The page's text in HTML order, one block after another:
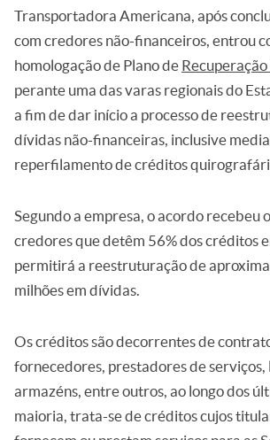
Transportadora Americana, após
com credores não-financeiros, entrou
homologação de Plano de
perante uma das varas regionais do
a fim de dar início a processo de
dívidas não-financeiras, inclusive
reperfilamento de créditos
Segundo a empresa, o acordo recebeu
credores que detêm 56% dos créditos
permitirá a reestruturação de
milhões em dívidas.
Os créditos são decorrentes de
fornecedores, prestadores de serviços,
armazéns, entre outros, ao longo dos
maioria, trata-se de créditos cujos